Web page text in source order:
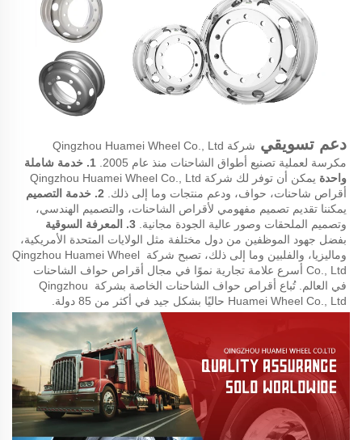
دعم تسويقي
مكرسة لعملية تصنيع أطواق الشاحنات منذ عام 2005.
واحدة
أقراص شاحنات، حواف، ودعم منتجات وما إلى ذلك. 2. خدمة التصميم
وتصميم الملحقات وصور عالية الجودة مجانية. 3. المعرفة السوقية
وماليزيا، والفلبين وما إلى ذلك، تصبح شركة Qingzhou Huamei Wheel
في العالم. تُباع أقراص حواف الشاحنات الخاصة بشركة Qingzhou
Huamei Wheel Co., Ltd حاليًا بشكل جيد في أكثر من 85 دولة.